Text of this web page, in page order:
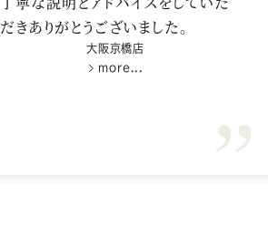
だきありがとうございました。
大阪京橋店
more...